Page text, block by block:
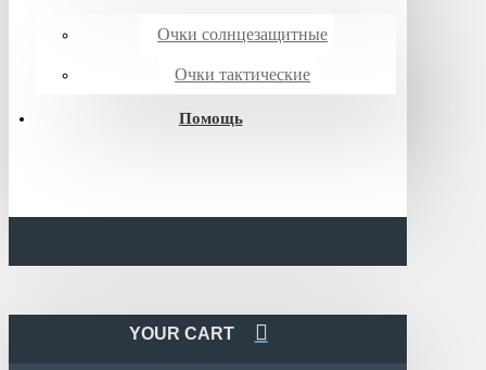
Очки солнцезащитные
Очки тактические
Помощь
YOUR CART